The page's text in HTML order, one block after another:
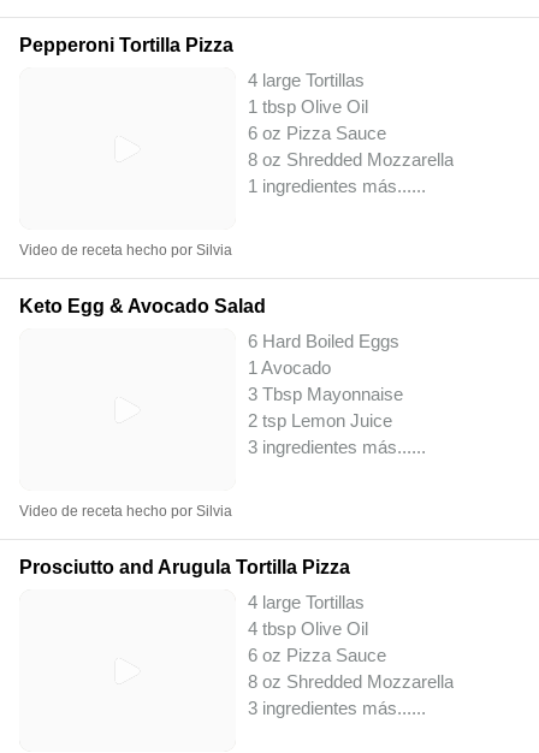
Pepperoni Tortilla Pizza
4 large Tortillas
1 tbsp Olive Oil
6 oz Pizza Sauce
8 oz Shredded Mozzarella
1 ingredientes más......
Video de receta hecho por Silvia
Keto Egg & Avocado Salad
6 Hard Boiled Eggs
1 Avocado
3 Tbsp Mayonnaise
2 tsp Lemon Juice
3 ingredientes más......
Video de receta hecho por Silvia
Prosciutto and Arugula Tortilla Pizza
4 large Tortillas
4 tbsp Olive Oil
6 oz Pizza Sauce
8 oz Shredded Mozzarella
3 ingredientes más......